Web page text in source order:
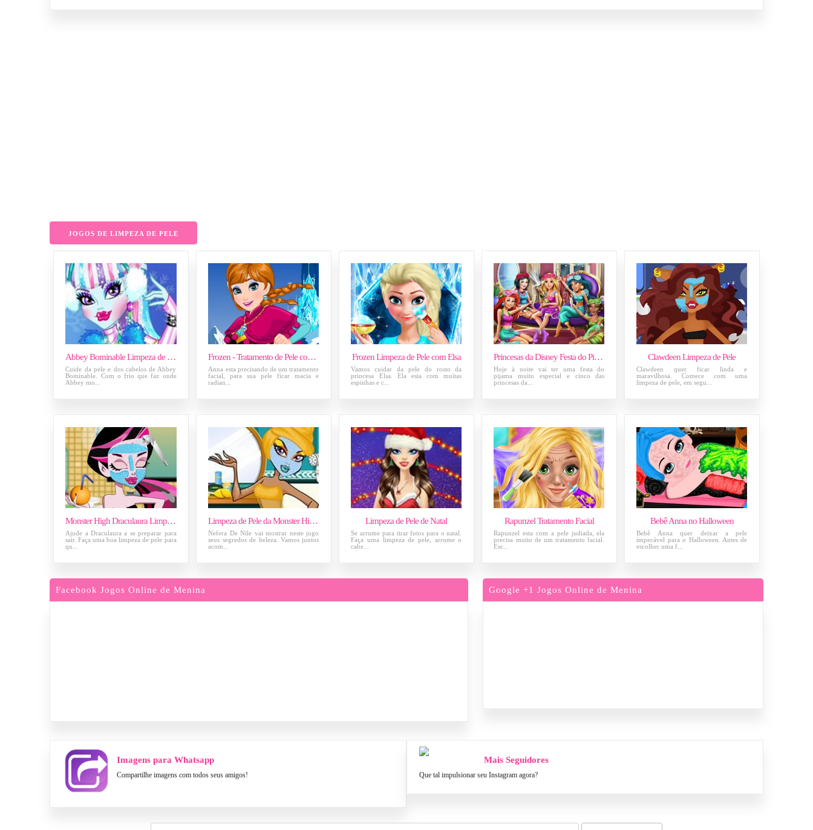
JOGOS DE LIMPEZA DE PELE
Abbey Bominable Limpeza de Pele e Penteado
Cuide da pele e dos cabelos de Abbey
Bominable. Com o frio que faz onde
Abbey mo...
Frozen - Tratamento de Pele com Anna
Anna esta precisando de um tratamento
facial, para sua pele ficar macia e
radian...
Frozen Limpeza de Pele com Elsa
Vamos cuidar da pele do rosto da
princesa Elsa. Ela esta com muitas
espinhas e c...
Princesas da Disney Festa do Pijama
Hoje à noite vai ter uma festa do
pijama muito especial e cinco das
princesas da...
Clawdeen Limpeza de Pele
Clawdeen quer ficar linda e
maravilhosa. Comece com uma
limpeza de pele, em segu...
Monster High Draculaura Limpeza de Pele
Ajude a Draculaura a se preparar para
sair. Faça uma boa limpeza de pele para
qu...
Limpeza de Pele da Monster High Nefera De Nile
Nefera De Nile vai mostrar neste jogo
seus segredos de beleza. Vamos juntos
acom...
Limpeza de Pele de Natal
Se arrume para tirar fotos para o natal.
Faça uma limpeza de pele, arrume o
cabe...
Rapunzel Tratamento Facial
Rapunzel esta com a pele judiada, ela
precisa muito de um tratamento facial.
Esc...
Bebê Anna no Halloween
Bebê Anna quer deixar a pele
impecável para o Halloween. Antes de
escolher uma f...
Facebook Jogos Online de Menina Google +1 Jogos Online de Menina
Imagens para Whatsapp
Compartilhe imagens com todos seus amigos!
Mais Seguidores
Que tal impulsionar seu Instagram agora?